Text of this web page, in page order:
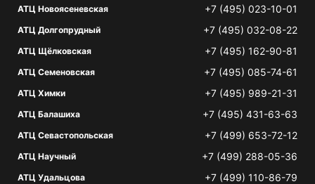
АТЦ Новоясеневская +7 (495) 023-10-01
АТЦ Долгопрудный +7 (495) 032-08-22
АТЦ Щёлковская +7 (495) 162-90-81
АТЦ Семеновская +7 (495) 085-74-61
АТЦ Химки +7 (495) 989-21-31
АТЦ Балашиха +7 (495) 431-63-63
АТЦ Севастопольская +7 (499) 653-72-12
АТЦ Научный +7 (499) 288-05-36
АТЦ Удальцова +7 (499) 110-86-79